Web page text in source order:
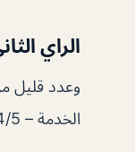
الراي
وعدد قليل
الخدمة – 4/5 فريق العمل جيد في هذا المكان. على الرغم من أن المكان كان ممتلئًا ،